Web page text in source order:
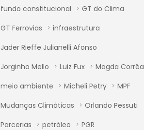
fundo constitucional
GT do Clima
GT Ferrovias
infraestrutura
Jader Rieffe Julianelli Afonso
Jorginho Mello
Luiz Fux
Magda Corrêa
meio ambiente
Micheli Petry
MPF
Mudanças Climáticas
Orlando Pessuti
Parcerias
petróleo
PGR